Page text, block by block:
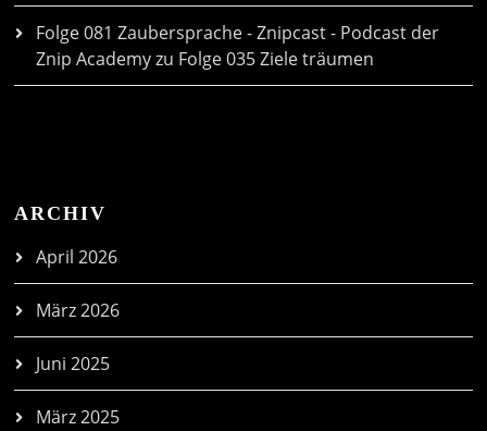
Folge 081 Zaubersprache - Znipcast - Podcast der
Znip Academyzu Folge 035 Ziele träumen
ARCHIV
April 2026
März 2026
Juni 2025
März 2025